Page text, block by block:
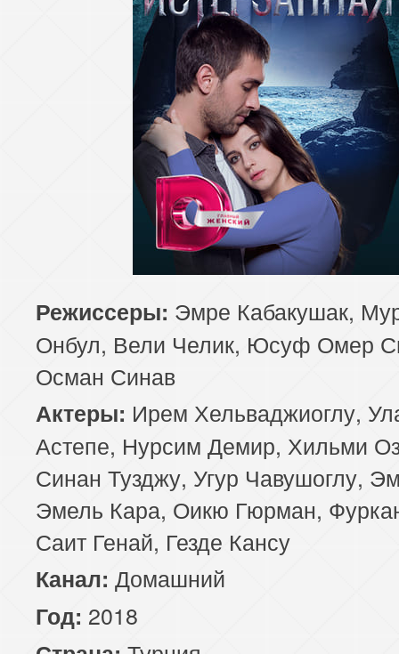
62 серия
63 серия
66 серия
67 серия
70 серия
71 серия
74 серия
75 серия
78 серия
79 серия
82 серия
83 серия
85 серия
86 серия
87 серия
89 серия
90 серия
91 серия
93 серия
94 серия
97 серия
98 серия 99 серия
101 серия
102 серия 103 серия
105 серия
106 серия 107 серия
109 серия
110 серия
113 серия
Режиссеры: Эмре Кабакушак,
Онбул, Вели Челик, Юсуф Омер
Осман Синав
Актеры: Ирем Хельваджиоглу,
Астепе, Нурсим Демир, Хильми
Синан Тузджу, Угур Чавушоглу,
Эмель Кара, Оикю Гюрман,
Саит Генай, Гезде Кансу
Канал: Домашний
Год: 2018